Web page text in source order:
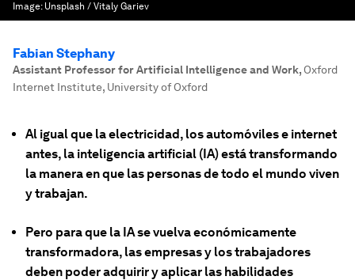
Image: Unsplash / Vitaly Gariev
Fabian Stephany
Assistant Professor for Artificial Intelligence and Work, Oxford
Internet Institute, University of Oxford
Al igual que la electricidad, los automóviles e internet
antes, la inteligencia artificial (IA) está transformando
la manera en que las personas de todo el mundo viven
y trabajan.
Pero para que la IA se vuelva económicamente
transformadora, las empresas y los trabajadores
deben poder adquirir y aplicar las habilidades